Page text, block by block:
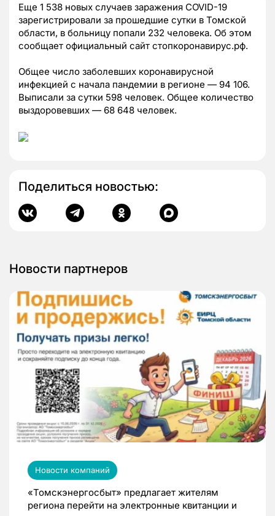
Еще 1 538 новых случаев заражения COVID-19
зарегистрировали за прошедшие сутки в Томской
области, в больницу попали 232 человека. Об этом
сообщает официальный сайт стопкоронавирус.рф.
Общее число заболевших коронавирусной
инфекцией с начала пандемии в регионе — 94 106.
Выписали за сутки 598 человек. Общее количество
выздоровевших — 68 648 человек.
Поделиться новостью:
Новости партнеров
Новости компаний
«Томскэнергосбыт» предлагает жителям
региона перейти на электронные квитанции и